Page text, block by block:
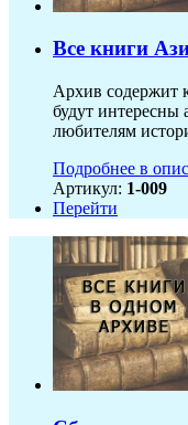
Все книги
Архив содержит
будут интересны
любителям
Подробнее в
Артикул: 1-009
Перейти